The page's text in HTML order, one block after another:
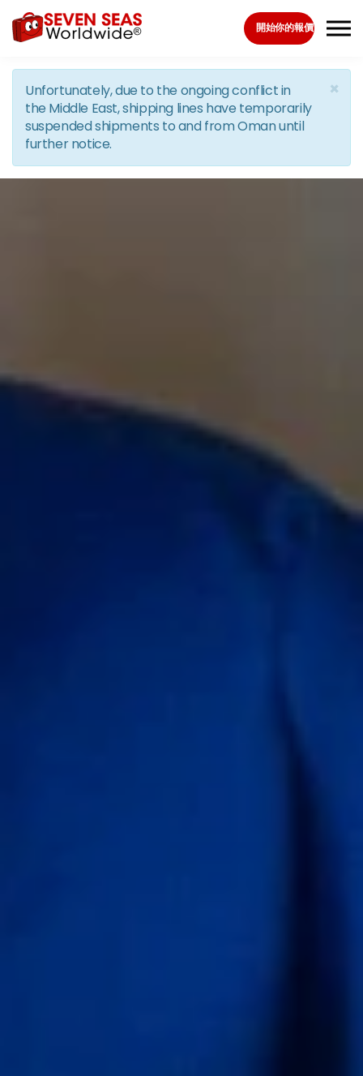
Skip to the content
開始你的報價
×
Unfortunately, due to the ongoing conflict in
the Middle East, shipping lines have temporarily
suspended shipments to and from Oman until
further notice.